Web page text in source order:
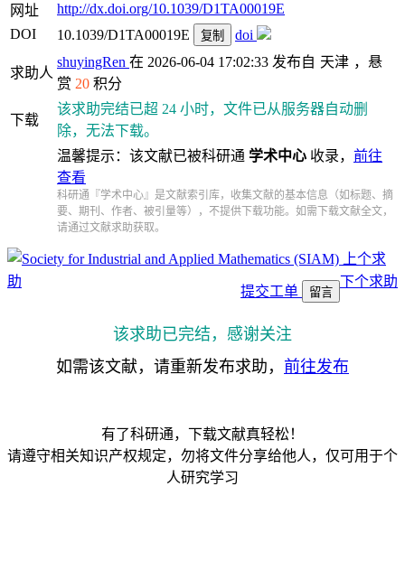
网址
http://dx.doi.org/10.1039/D1TA00019E
DOI
10.1039/D1TA00019E 复制 doi
求助人
shuyingRen 在 2026-06-04 17:02:33 发布自 天津 ，悬
赏 20 积分
下载
该求助完结已超 24 小时，文件已从服务器自动删
除，无法下载。
温馨提示：该文献已被科研通 学术中心 收录， 前往
查看
科研通『学术中心』是文献索引库，收集文献的基本信息（如标题、摘
要、期刊、作者、被引量等），不提供下载功能。如需下载文献全文，
请通过文献求助获取。
上个求
助
下个求助
提交工单 留言
该求助已完结，感谢关注
如需该文献，请重新发布求助， 前往发布
有了科研通，下载文献真轻松！
请遵守相关知识产权规定，勿将文件分享给他人，仅可用于个
人研究学习